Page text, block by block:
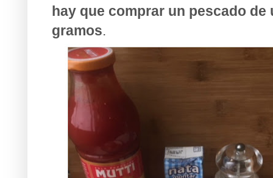
hay que comprar un pescado
gramos.